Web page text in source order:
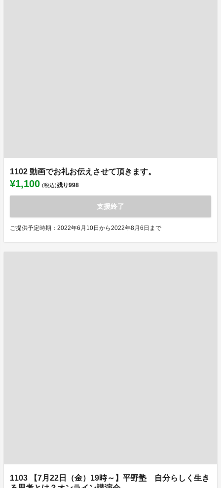
1102 動画でお礼お伝えさせて頂きます。
¥1,100 (税込)残り998
支援終了
ご提供予定時期：2022年6月10日から2022年8月6日まで
1103 【7月22日（金）19時～】平野塾 自分らしく生き